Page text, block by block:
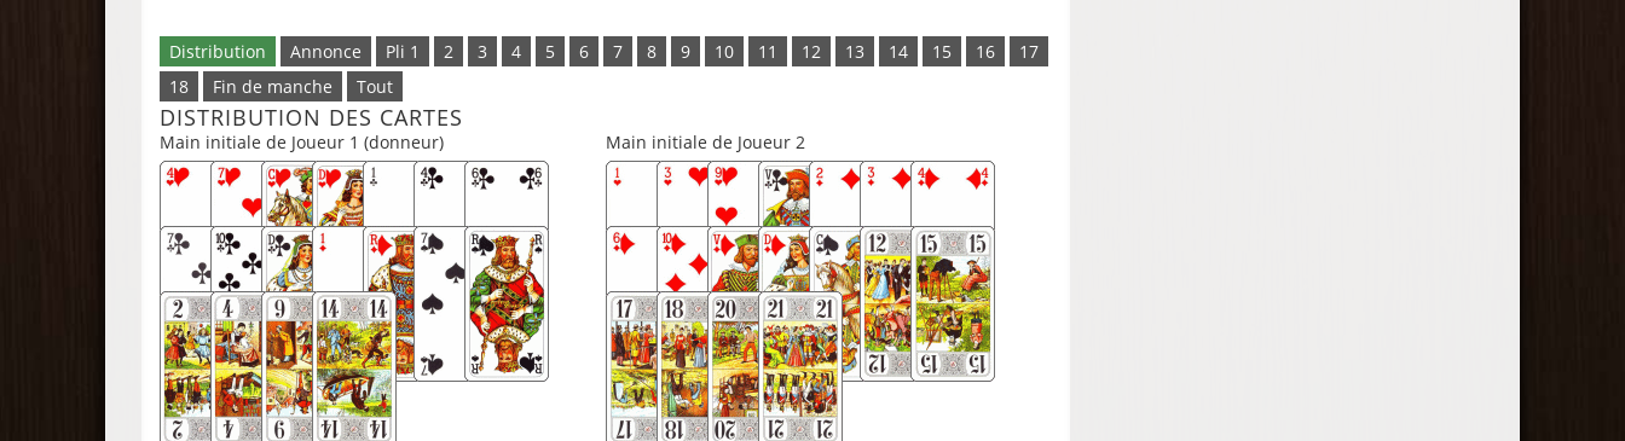
Distribution Annonce Pli 1 2 3 4 5 6 7 8 9 10 11 12 13 14 15 16
17
18
Fin de manche Tout
DISTRIBUTION DES CARTES
Main initiale de Joueur 1 (donneur) Main initiale de Joueur 2